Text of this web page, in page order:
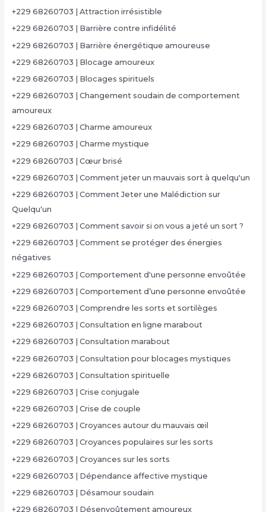
+229 68260703 | Attraction irrésistible
+229 68260703 | Barrière contre infidélité
+229 68260703 | Barrière énergétique amoureuse
+229 68260703 | Blocage amoureux
+229 68260703 | Blocages spirituels
+229 68260703 | Changement soudain de comportement
amoureux
+229 68260703 | Charme amoureux
+229 68260703 | Charme mystique
+229 68260703 | Cœur brisé
+229 68260703 | Comment jeter un mauvais sort à quelqu'un
+229 68260703 | Comment Jeter une Malédiction sur
Quelqu'un
+229 68260703 | Comment savoir si on vous a jeté un sort ?
+229 68260703 | Comment se protéger des énergies
négatives
+229 68260703 | Comportement d'une personne envoûtée
+229 68260703 | Comportement d’une personne envoûtée
+229 68260703 | Comprendre les sorts et sortilèges
+229 68260703 | Consultation en ligne marabout
+229 68260703 | Consultation marabout
+229 68260703 | Consultation pour blocages mystiques
+229 68260703 | Consultation spirituelle
+229 68260703 | Crise conjugale
+229 68260703 | Crise de couple
+229 68260703 | Croyances autour du mauvais œil
+229 68260703 | Croyances populaires sur les sorts
+229 68260703 | Croyances sur les sorts
+229 68260703 | Dépendance affective mystique
+229 68260703 | Désamour soudain
+229 68260703 | Désenvoûtement amoureux